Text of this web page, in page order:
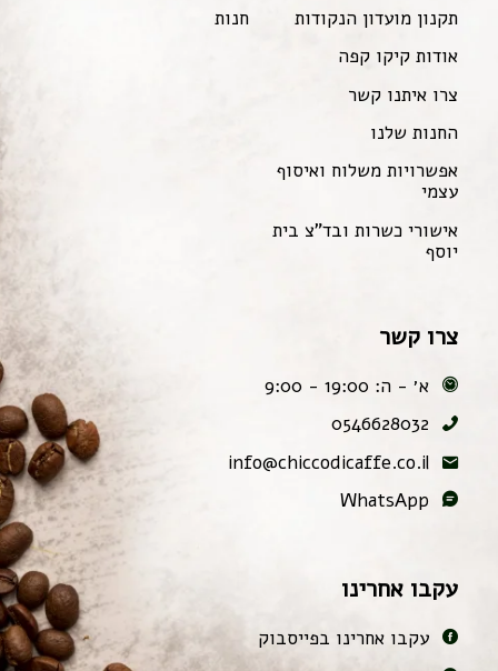
תקנון מועדון הנקודות
אודות קיקו קפה
צרו איתנו קשר
החנות שלנו
אפשרויות משלוח ואיסוף
עצמי
אישורי כשרות ובד"צ בית
יוסף
חנות
צרו קשר
א׳ - ה: 19:00 - 9:00
0546628032
info@chiccodicaffe.co.il
WhatsApp
עקבו אחרינו
עקבו אחרינו בפייסבוק